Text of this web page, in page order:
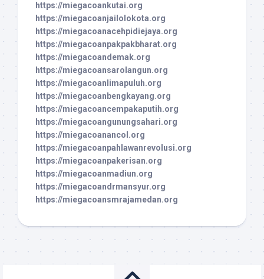
https://miegacoankutai.org
https://miegacoanjailolokota.org
https://miegacoanacehpidiejaya.org
https://miegacoanpakpakbharat.org
https://miegacoandemak.org
https://miegacoansarolangun.org
https://miegacoanlimapuluh.org
https://miegacoanbengkayang.org
https://miegacoancempakaputih.org
https://miegacoangunungsahari.org
https://miegacoanancol.org
https://miegacoanpahlawanrevolusi.org
https://miegacoanpakerisan.org
https://miegacoanmadiun.org
https://miegacoandrmansyur.org
https://miegacoansmrajamedan.org